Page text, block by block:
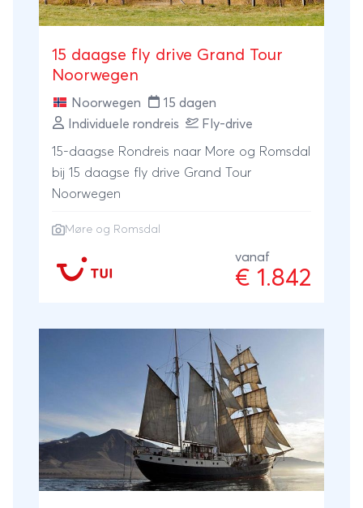
provincie Telemark.
15 daagse fly drive Grand Tour
Noorwegen
Noorwegen
15 dagen
Individuele rondreis
Fly-drive
15-daagse Rondreis naar More og Romsdal
bij 15 daagse fly drive Grand Tour
Noorwegen
Møre og Romsdal
vanaf
€ 1.842